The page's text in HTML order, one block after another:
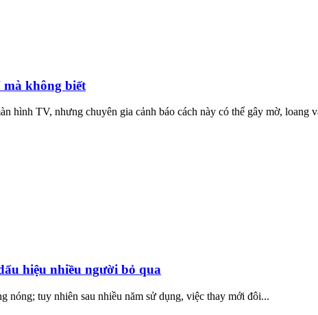
không biết
hình TV, nhưng chuyên gia cảnh báo cách này có thể gây mờ, loang
hiệu nhiều người bỏ qua
nóng; tuy nhiên sau nhiều năm sử dụng, việc thay mới đôi...